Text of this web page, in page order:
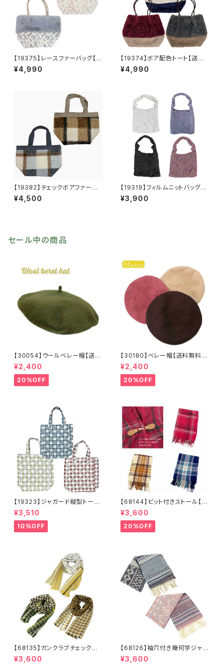
【19375】レースファーバッグ【送
料無料】秋冬バッグ 新作
¥4,990
【19374】ボア配色トート【送料
無料】秋冬バッグ 新作
¥4,990
【19382】チェックボアファート
ート【送料無料】秋冬バッグ 新
作
¥4,500
【19319】フィルムニットバッグ
【送料無料】キラキラ グリッタ
ー
¥3,900
セール中の商品
【30054】ウールベレー帽【送料
無料】帽子 カーキ グリー
ン 秋冬 フェルトベレー レト
ロ 無地 チョボ シンプル
¥2,400
20%OFF
【30180】ベレー帽【送料無料】
フレンチ ベーシック 無地
ベージュ パープル ブラウ
ン シンプル ハット 秋冬
ウールベレー バスクベレー
¥2,400
20%OFF
【19323】ジャガード縦型トート
【送料無料】トレンド トートバッ
グ ジャガードバッグ ジャガー
ド生地 花柄 グレーベージ
ュ アイボリー ライトグレー
¥3,510
10%OFF
【68144】ビット付きストール【送
料無料】チェック柄 大判ストー
ル チェックストール アイボリ
ー ベージュ レッド ネイビ
ー フリンジ マフラー ひざ
¥3,600
20%OFF
【68135】ガンクラブチェックスト
ール【送料無料】マフラー 防
寒 チェック柄 千鳥柄 千鳥
¥3,600
【68126】袖穴付き幾何学ジャガ
ードストール【送料無料】袖付き
ストール ジャガード織り リバ
¥3,600